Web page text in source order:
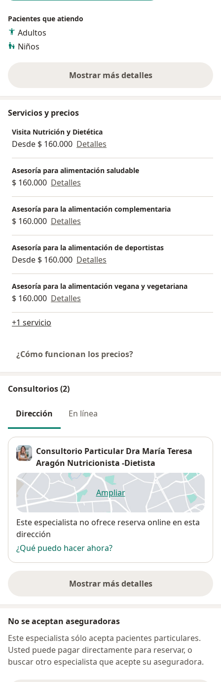
Pacientes que atiendo
Adultos
Niños
Mostrar más detalles
sobre la experiencia
Servicios y precios
Visita Nutrición y Dietética
Desde $ 160.000 Detalles
Asesoría para alimentación saludable
$ 160.000 Detalles
Asesoría para la alimentación complementaria
$ 160.000 Detalles
Asesoría para la alimentación de deportistas
Desde $ 160.000 Detalles
Asesoría para la alimentación vegana y vegetariana
$ 160.000 Detalles
+1 servicio
¿Cómo funcionan los precios?
Consultorios (2)
Dirección En línea
Consultorio Particular Dra María Teresa
Aragón Nutricionista -Dietista
Ampliarse abre en una nueva
Disponibilidad
Este especialista no ofrece reserva online en esta
dirección
¿Qué puedo hacer ahora?
Mostrar más detalles
sobre la dirección
No se aceptan aseguradoras
Este especialista sólo acepta pacientes particulares.
Usted puede pagar directamente para reservar, o
buscar otro especialista que acepte su aseguradora.